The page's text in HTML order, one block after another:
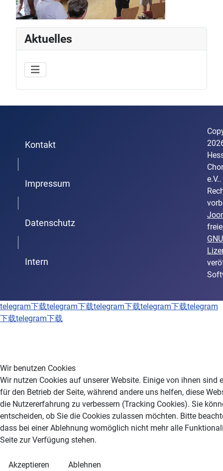
Aktuelles
Kontakt
Impressum
Datenschutz
Intern
Wir benutzen Cookies
Wir nutzen Cookies auf unserer Website. Einige von ihnen sind
für den Betrieb der Seite, während andere uns helfen, diese
die Nutzererfahrung zu verbessern (Tracking Cookies). Sie
entscheiden, ob Sie die Cookies zulassen möchten. Bitte
dass bei einer Ablehnung womöglich nicht mehr alle
Seite zur Verfügung stehen.
Akzeptieren Ablehnen
telegram下载telegram下载telegram下载telegram下载telegram
下载telegram下载